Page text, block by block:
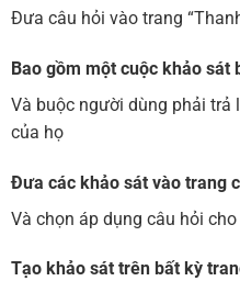
Đưa câu hỏi vào trang
Bao gồm một cuộc khảo sát
Và buộc người dùng phải trả
của họ
Đưa các khảo sát vào trang
Và chọn áp dụng câu hỏi
Tạo khảo sát trên bất kỳ